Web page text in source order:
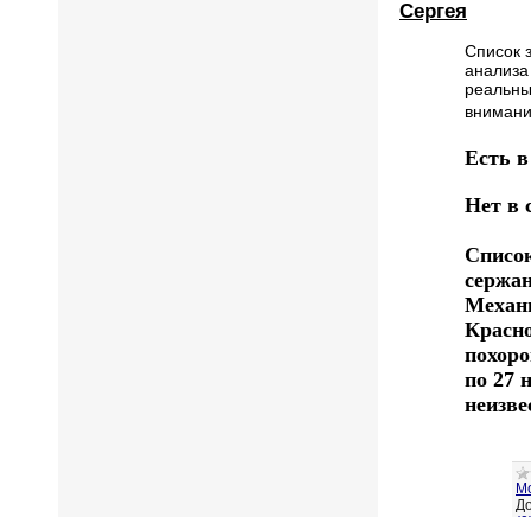
Сергея
Список
Есть
Нет в
по 27